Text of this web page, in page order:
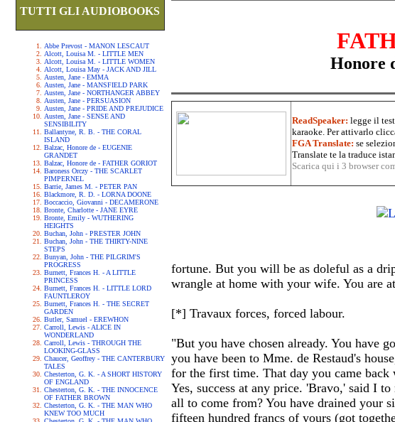
TUTTI GLI AUDIOBOOKS
Abbe Prevost - MANON LESCAUT
Alcott, Louisa M. - LITTLE MEN
Alcott, Louisa M. - LITTLE WOMEN
Alcott, Louisa May - JACK AND JILL
Austen, Jane - EMMA
Austen, Jane - MANSFIELD PARK
Austen, Jane - NORTHANGER ABBEY
Austen, Jane - PERSUASION
Austen, Jane - PRIDE AND PREJUDICE
Austen, Jane - SENSE AND
SENSIBILITY
Ballantyne, R. B. - THE CORAL
ISLAND
Balzac, Honore de - EUGENIE
GRANDET
Balzac, Honore de - FATHER GORIOT
Baroness Orczy - THE SCARLET
PIMPERNEL
Barrie, James M. - PETER PAN
Blackmore, R. D. - LORNA DOONE
Boccaccio, Giovanni - DECAMERONE
Bronte, Charlotte - JANE EYRE
Bronte, Emily - WUTHERING
HEIGHTS
Buchan, John - PRESTER JOHN
Buchan, John - THE THIRTY-NINE
STEPS
Bunyan, John - THE PILGRIM'S
PROGRESS
Burnett, Frances H. - A LITTLE
PRINCESS
Burnett, Frances H. - LITTLE LORD
FAUNTLEROY
Burnett, Frances H. - THE SECRET
GARDEN
Butler, Samuel - EREWHON
Carroll, Lewis - ALICE IN
WONDERLAND
Carroll, Lewis - THROUGH THE
LOOKING-GLASS
Chaucer, Geoffrey - THE CANTERBURY
TALES
Chesterton, G. K. - A SHORT HISTORY
OF ENGLAND
Chesterton, G. K. - THE INNOCENCE
OF FATHER BROWN
Chesterton, G. K. - THE MAN WHO
KNEW TOO MUCH
Honore
ReadSpeaker: legge il
karaoke. Per attivarlo
FGA Translate: se
Translate te la traduce
Scarica qui i 3 browser
fortune. But you will be as doleful as a
wrangle at home with your wife. You are
[*] Travaux forces, forced labour.
"But you have chosen already. You have
you have been to Mme. de Restaud's
for the first time. That day you came
Yes, success at any price. 'Bravo,' said I
all to come from? You have drained your
fifteen hundred francs of yours (got